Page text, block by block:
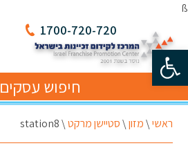
פתח סרגל נגישות
ß
1700-720-720
חיפוש עסקים
ראשי\מזון\סטיישן מרקט\
station8